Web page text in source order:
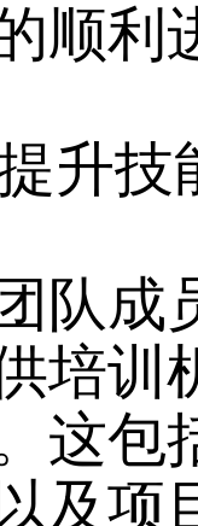
顺利
升技
队成
培训
这包
及项